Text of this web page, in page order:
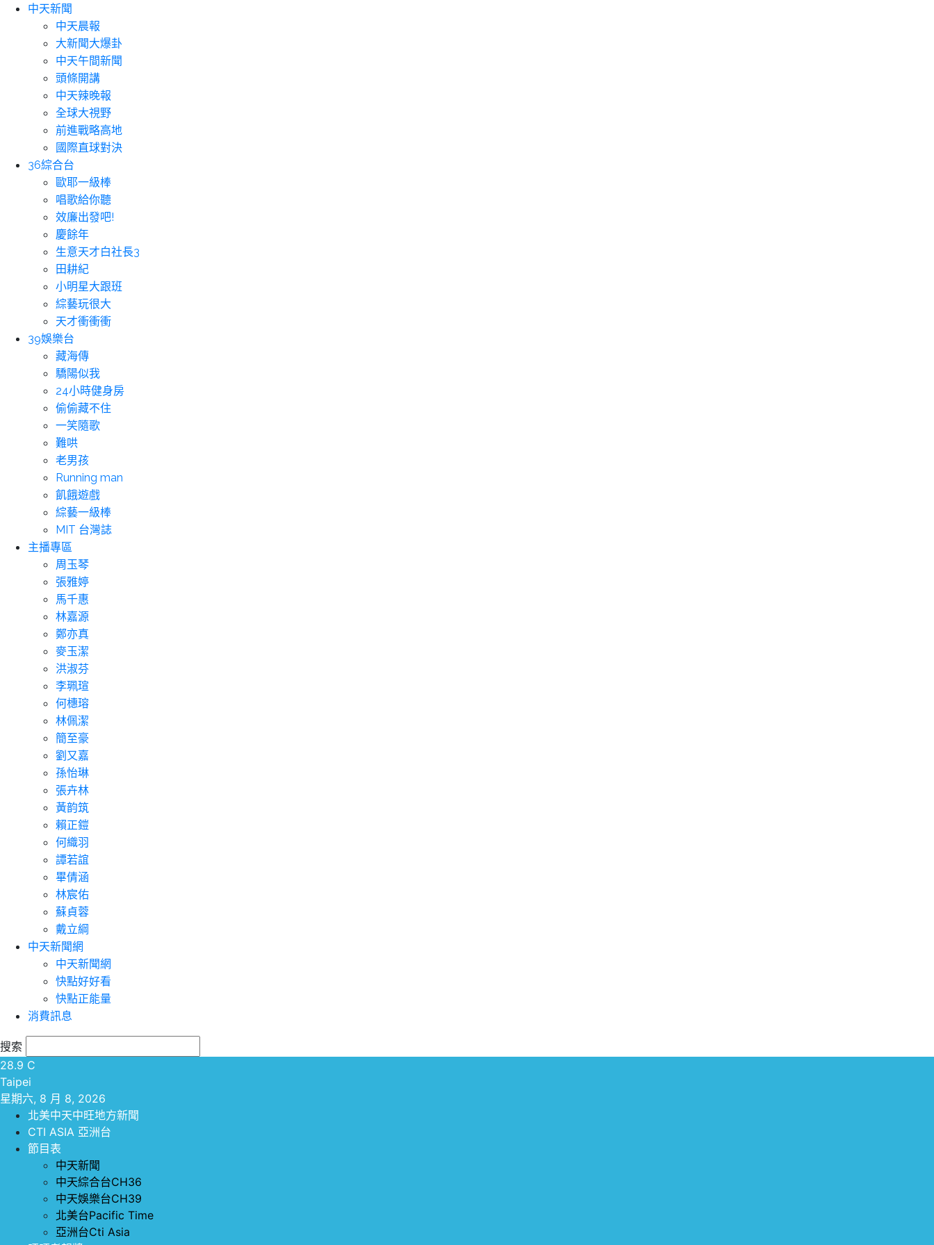
中天新聞
中天晨報
大新聞大爆卦
中天午間新聞
頭條開講
中天辣晚報
全球大視野
前進戰略高地
國際直球對決
36綜合台
歐耶一級棒
唱歌給你聽
效廉出發吧!
慶餘年
生意天才白社長3
田耕紀
小明星大跟班
綜藝玩很大
天才衝衝衝
39娛樂台
藏海傳
驕陽似我
24小時健身房
偷偷藏不住
一笑隨歌
難哄
老男孩
Running man
飢餓遊戲
綜藝一級棒
MIT 台灣誌
主播專區
周玉琴
張雅婷
馬千惠
林嘉源
鄭亦真
麥玉潔
洪淑芬
李珮瑄
何橞瑢
林佩潔
簡至豪
劉又嘉
孫怡琳
張卉林
黃韵筑
賴正鎧
何織羽
譚若誼
畢倩涵
林宸佑
蘇貞蓉
戴立綱
中天新聞網
中天新聞網
快點好好看
快點正能量
消費訊息
搜索
28.9 C
Taipei
星期六, 8 月 8, 2026
北美中天中旺地方新聞
CTI ASIA 亞洲台
節目表
中天新聞
中天綜合台CH36
中天娛樂台CH39
北美台Pacific Time
亞洲台Cti Asia